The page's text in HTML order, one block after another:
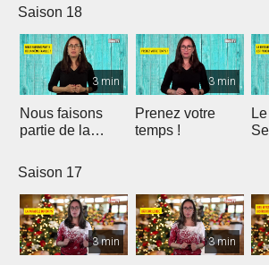
Saison 18
3 min
Nous faisons
partie de la
3 min
Prenez votre
temps !
Saison 17
3 min 3 min